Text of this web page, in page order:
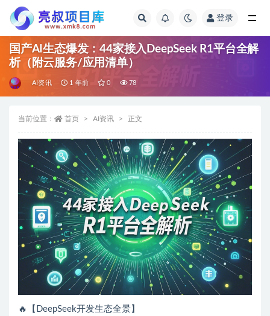
登录
国产AI生态爆发：44家接入DeepSeek R1平台全解
析（附云服务/应用清单）
AI资讯 1 年前 0 78
当前位置： 首页 AI资讯 正文
🔥【DeepSeek开发生态全景】